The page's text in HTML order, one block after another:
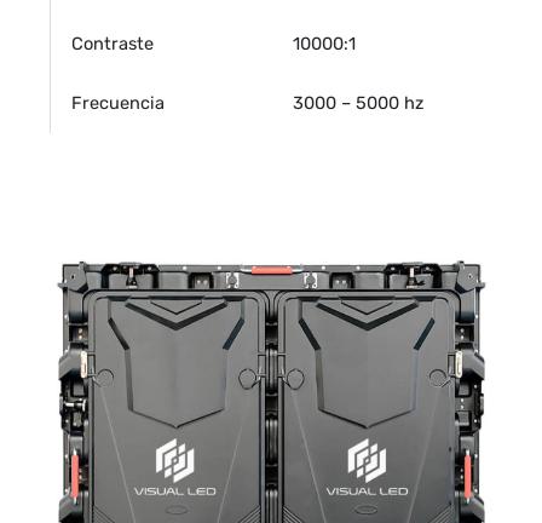
Contraste 10000:1
Frecuencia 3000 – 5000 hz